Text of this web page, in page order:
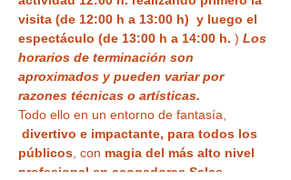
visita (de 12:00 h a 13:00 h)  y luego el
espectáculo (de 13:00 h a 14:00 h. ) Los
horarios de terminación son
aproximados y pueden variar por
razones técnicas o artísticas.
Todo ello en un entorno de fantasía,
divertivo e impactante, para todos los
públicos , con magia del más alto nivel
profesional en acogedoras Salas